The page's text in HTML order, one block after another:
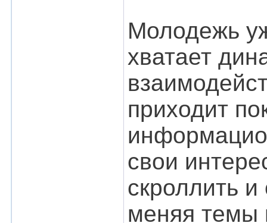
Молодежь
хватает
приходит
свои
скроллить
меняя темы